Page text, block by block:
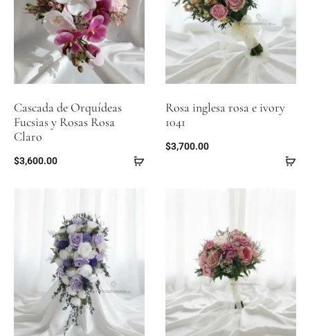
Cascada de Orquídeas
Fucsias y Rosas Rosa
Claro
$3,600.00
Rosa inglesa rosa e ivory
1041
$3,700.00